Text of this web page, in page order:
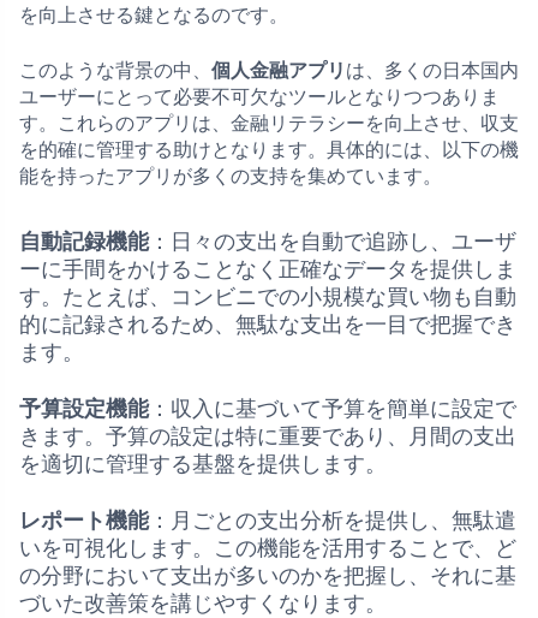
を向上させる鍵となるのです。
このような背景の中、 個人金融アプリ は、多くの日本国内
ユーザーにとって必要不可欠なツールとなりつつありま
す。これらのアプリは、金融リテラシーを向上させ、収支
を的確に管理する助けとなります。具体的には、以下の機
能を持ったアプリが多くの支持を集めています。
自動記録機能：日々の支出を自動で追跡し、ユーザ
ーに手間をかけることなく正確なデータを提供しま
す。たとえば、コンビニでの小規模な買い物も自動
的に記録されるため、無駄な支出を一目で把握でき
ます。
予算設定機能：収入に基づいて予算を簡単に設定で
きます。予算の設定は特に重要であり、月間の支出
を適切に管理する基盤を提供します。
レポート機能：月ごとの支出分析を提供し、無駄遣
いを可視化します。この機能を活用することで、ど
の分野において支出が多いのかを把握し、それに基
づいた改善策を講じやすくなります。